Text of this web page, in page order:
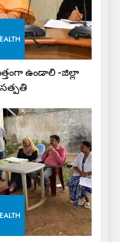
ఉండాలి -జిల్లా